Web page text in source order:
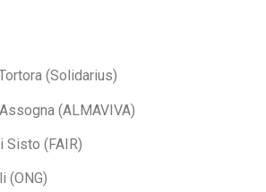
(Solidarius)
(ALMAVIVA)
Sisto (FAIR)
(ONG)